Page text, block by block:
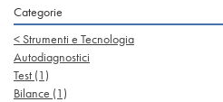
Categorie
<Strumenti e Tecnologia
Autodiagnostici
Test (1)
Bilance (1)